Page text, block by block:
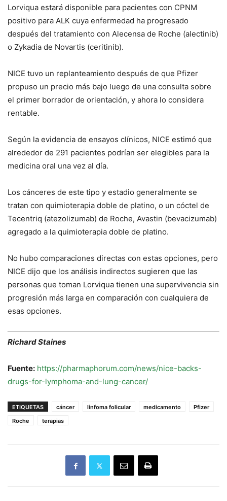
Lorviqua estará disponible para pacientes con CPNM
positivo para ALK cuya enfermedad ha progresado
después del tratamiento con Alecensa de Roche (alectinib)
o Zykadia de Novartis (ceritinib).
NICE tuvo un replanteamiento después de que Pfizer
propuso un precio más bajo luego de una consulta sobre
el primer borrador de orientación, y ahora lo considera
rentable.
Según la evidencia de ensayos clínicos, NICE estimó que
alrededor de 291 pacientes podrían ser elegibles para la
medicina oral una vez al día.
Los cánceres de este tipo y estadio generalmente se
tratan con quimioterapia doble de platino, o un cóctel de
Tecentriq (atezolizumab) de Roche, Avastin (bevacizumab)
agregado a la quimioterapia doble de platino.
No hubo comparaciones directas con estas opciones, pero
NICE dijo que los análisis indirectos sugieren que las
personas que toman Lorviqua tienen una supervivencia sin
progresión más larga en comparación con cualquiera de
esas opciones.
Richard Staines
Fuente: https://pharmaphorum.com/news/nice-backs-
drugs-for-lymphoma-and-lung-cancer/
ETIQUETAS cáncer linfoma folicular medicamento
Pfizer
Roche
terapias